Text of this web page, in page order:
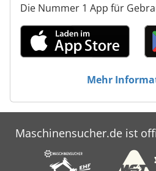
Die Nummer 1 App für
Mehr
Maschinensucher.de ist